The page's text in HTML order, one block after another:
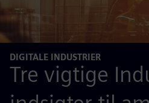
DIGITALE INDUSTRIER
Tre vigtige